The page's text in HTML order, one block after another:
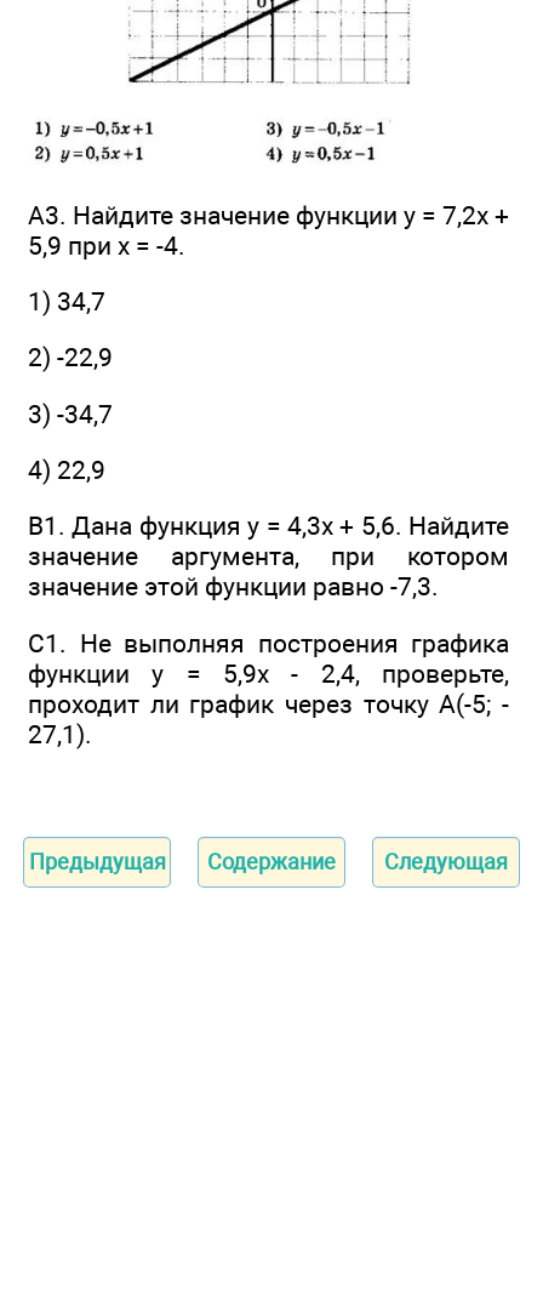
А3. Найдите значение функции у = 7,2x +
5,9 при х = -4.
1) 34,7
2) -22,9
3) -34,7
4) 22,9
В1. Дана функция у = 4,3x + 5,6. Найдите
значение аргумента, при котором
значение этой функции равно -7,3.
C1. He выполняя построения графика
функции у = 5,9х - 2,4, проверьте,
проходит ли график через точку А(-5; -
27,1).
Предыдущая Содержание Следующая